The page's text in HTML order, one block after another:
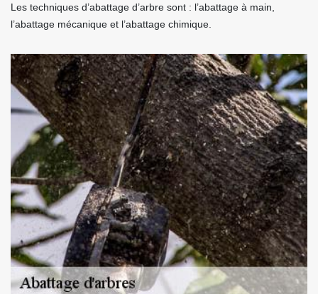
Les techniques d’abattage d’arbre sont : l’abattage à main,
l’abattage mécanique et l’abattage chimique.